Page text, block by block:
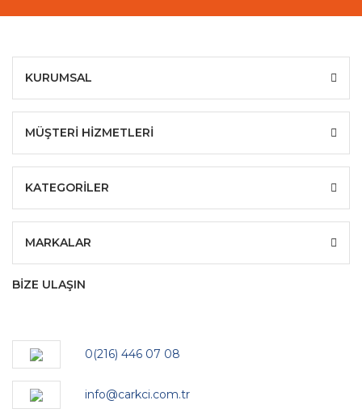
KURUMSAL
MÜŞTERİ HİZMETLERİ
KATEGORİLER
MARKALAR
BİZE ULAŞIN
0(216) 446 07 08
info@carkci.com.tr